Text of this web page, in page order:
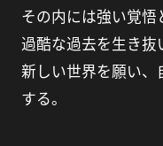
その内には強い覚
過酷な過去を生き抜
新しい世界を願い、
する。